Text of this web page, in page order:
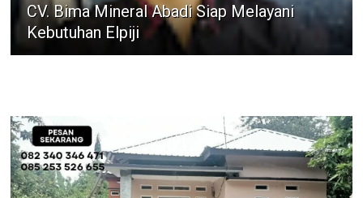
CV. Bima Mineral Abadi Siap Melayani
Kebutuhan Elpiji